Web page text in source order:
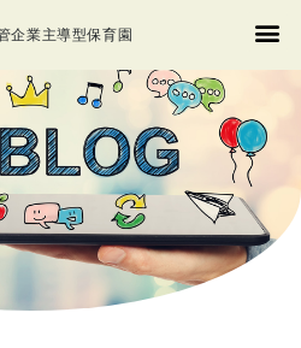
企業主導型保育園